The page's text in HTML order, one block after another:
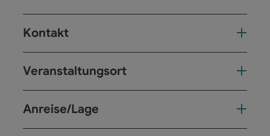
Kontakt
Veranstaltungsort
Anreise/Lage